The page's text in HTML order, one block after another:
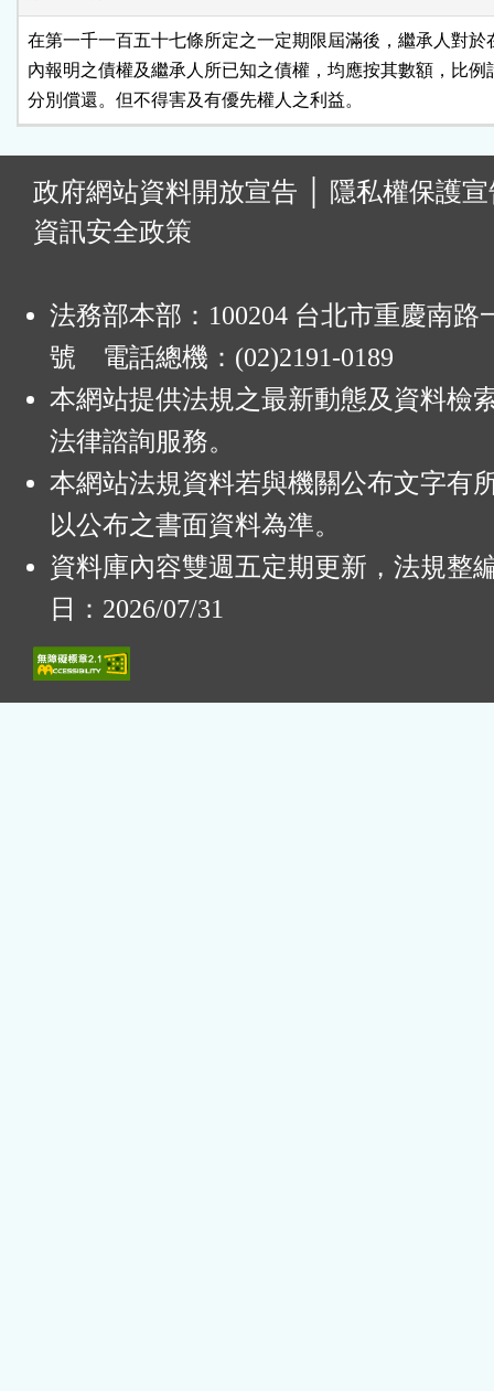
在第一千一百五十七條所定之一定期限屆滿後，繼承人對於
內報明之債權及繼承人所已知之債權，均應按其數額，比例
分別償還。但不得害及有優先權人之利益。
政府網站資料開放宣告
隱私權保護
資訊安全政策
法務部本部：100204 台北市重慶南路
號 電話總機：(02)2191-0189
本網站提供法規之最新動態及資料檢
法律諮詢服務。
本網站法規資料若與機關公布文字有
以公布之書面資料為準。
資料庫內容雙週五定期更新，法規整
日：2026/07/31